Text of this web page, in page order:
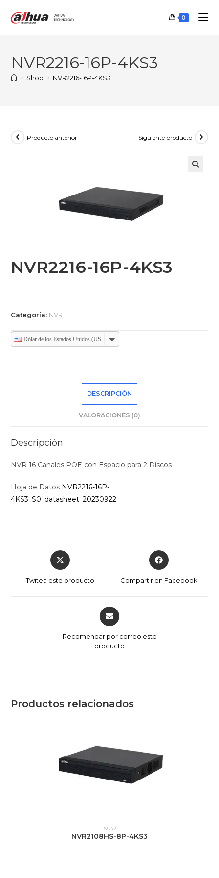
0
NVR2216-16P-4KS3
> Shop > NVR2216-16P-4KS3
Producto anterior Siguiente producto
NVR2216-16P-4KS3
Categoría: NVR
Dólar de los Estados Unidos (US)
DESCRIPCIÓN
VALORACIONES (0)
Descripción
NVR 16 Canales POE con Espacio para 2 Discos
Hoja de Datos NVR2216-16P-
4KS3_S0_datasheet_20230922
Opens
in
new
Twitea este producto
Opens
in
new
Compartir en Facebook
Opens
in
new
Recomendar por correo este
producto
Productos relacionados
LEER MÁS
NVR
NVR2108HS-8P-4KS3